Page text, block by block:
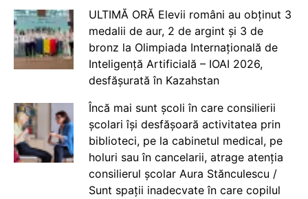
ULTIMĂ ORĂ Elevii români au obținut 3
medalii de aur, 2 de argint și 3 de
bronz la Olimpiada Internațională de
Inteligență Artificială – IOAI 2026,
desfășurată în Kazahstan
Încă mai sunt școli în care consilierii
școlari își desfășoară activitatea prin
biblioteci, pe la cabinetul medical, pe
holuri sau în cancelarii, atrage atenția
consilierul școlar Aura Stănculescu /
Sunt spații inadecvate în care copilul